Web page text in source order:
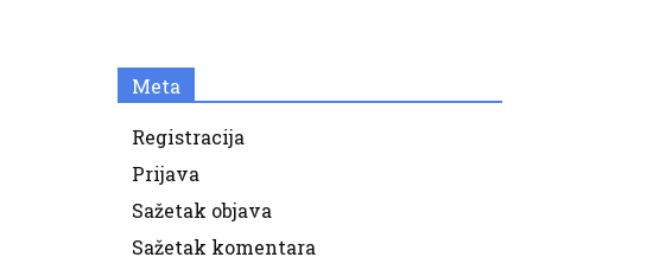
Meta
Registracija
Prijava
Sažetak objava
Sažetak komentara